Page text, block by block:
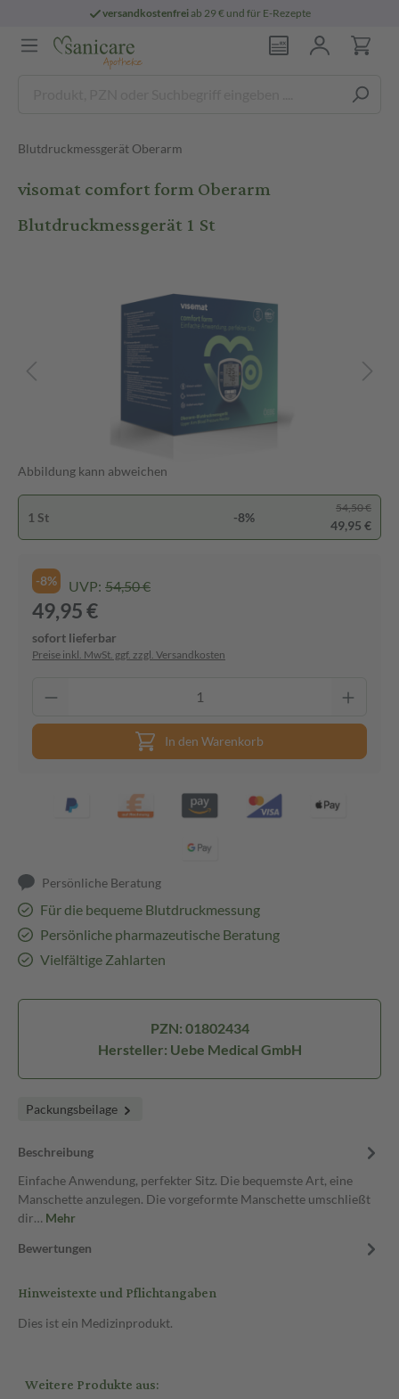
versandkostenfreiab 29 € und für E-Rezepte
Blutdruckmessgerät Oberarm
visomat comfort form Oberarm
Blutdruckmessgerät 1 St
Abbildung kann abweichen
1 St -8%
54,50 €
49,95 €
-8% UVP: 54,50 €
49,95 €
sofort lieferbar
Preise inkl. MwSt. ggf. zzgl. Versandkosten
In den Warenkorb
Persönliche Beratung
Für die bequeme Blutdruckmessung
Persönliche pharmazeutische Beratung
Vielfältige Zahlarten
PZN: 01802434
Hersteller: Uebe Medical GmbH
Packungsbeilage
Beschreibung
Einfache Anwendung, perfekter Sitz. Die bequemste Art, eine
Manschette anzulegen. Die vorgeformte Manschette umschließt
dir… Mehr
Bewertungen
Hinweistexte und Pflichtangaben
Dies ist ein Medizinprodukt.
Weitere Produkte aus: